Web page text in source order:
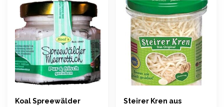
Koal Spreewälder
Steirer Kren aus